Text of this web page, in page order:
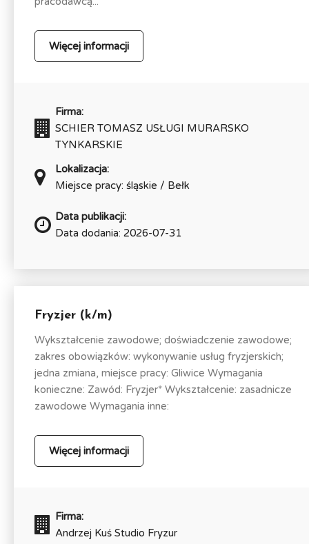
Więcej informacji
Firma:
SCHIER TOMASZ USŁUGI MURARSKO
TYNKARSKIE
Lokalizacja:
Miejsce pracy: śląskie / Bełk
Data publikacji:
Data dodania: 2026-07-31
Fryzjer (k/m)
Wykształcenie zawodowe; doświadczenie zawodowe;
zakres obowiązków: wykonywanie usług fryzjerskich;
jedna zmiana, miejsce pracy: Gliwice Wymagania
konieczne: Zawód: Fryzjer* Wykształcenie: zasadnicze
zawodowe Wymagania inne:
Więcej informacji
Firma:
Andrzej Kuś Studio Fryzur